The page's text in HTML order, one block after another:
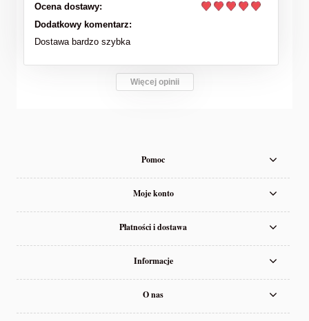
Ocena dostawy:
Dodatkowy komentarz:
Dostawa bardzo szybka
Więcej opinii
Pomoc
Moje konto
Płatności i dostawa
Informacje
O nas